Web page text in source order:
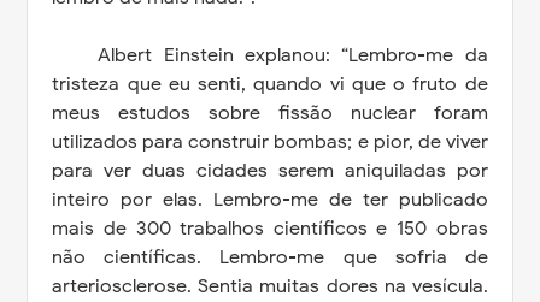
Albert Einstein explanou: “Lembro-me da
tristeza que eu senti, quando vi que o fruto de
meus estudos sobre fissão nuclear foram
utilizados para construir bombas; e pior, de viver
para ver duas cidades serem aniquiladas por
inteiro por elas. Lembro-me de ter publicado
mais de 300 trabalhos científicos e 150 obras
não científicas. Lembro-me que sofria de
arteriosclerose. Sentia muitas dores na vesícula.